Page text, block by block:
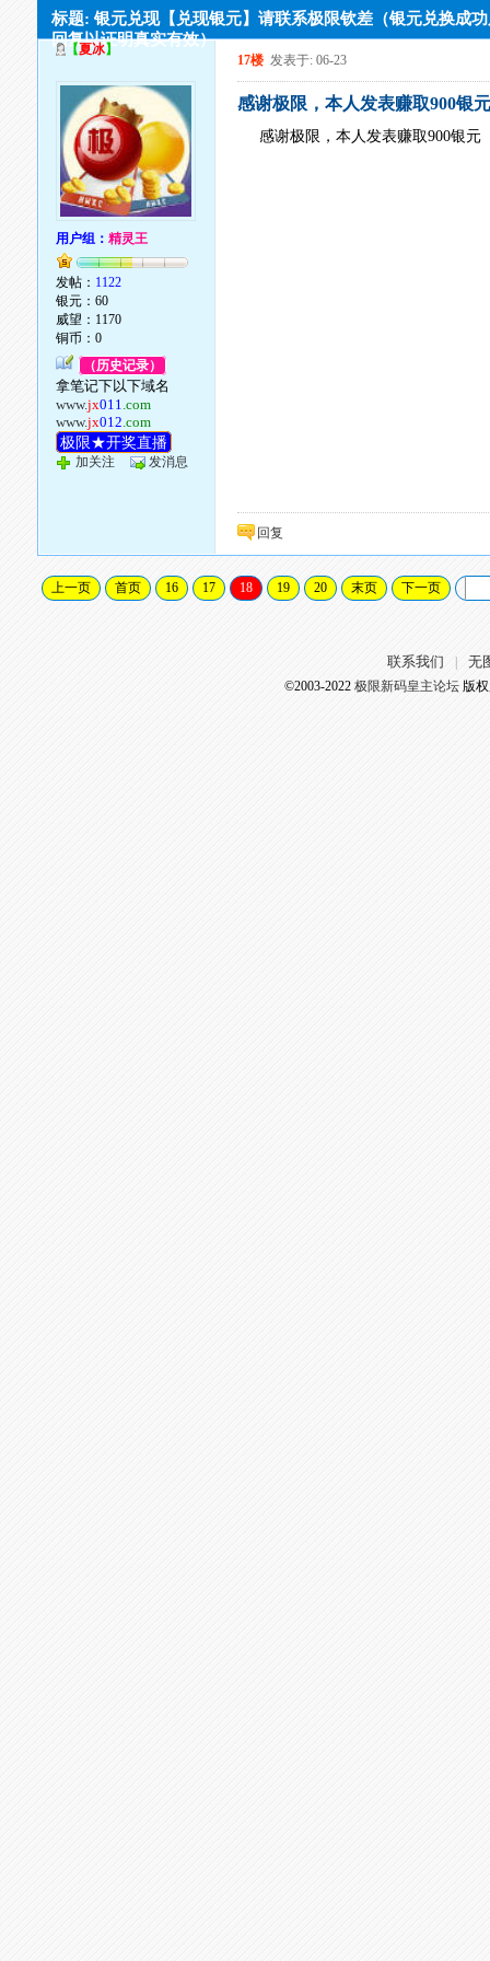
标题: 银元兑现【兑现银元】请联系极限钦差（银元兑换成
回复以证明真实有效）
【夏冰】
用户组：精灵王
发帖： 1122
银元：60
威望：1170
铜币：0
（历史记录）
拿笔记下以下域名
www.jx011.com
www.jx012.com
极限★开奖直播
加关注 发消息
17楼 发表于: 06-23
感谢极限，本人发表赚取900银
感谢极限，本人发表赚取900银元
回复
上一页 首页 16 17 18 19 20 末页 下一页
联系我们 无
©2003-2022 极限新码皇主论坛版权